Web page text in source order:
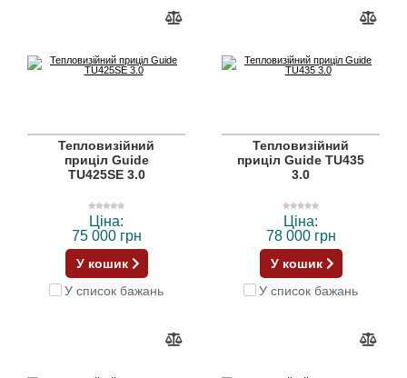
Тепловизійний
приціл Guide
TU425SE 3.0
Ціна:
75 000 грн
У кошик
У список бажань
Тепловизійний
приціл Guide TU435
3.0
Ціна:
78 000 грн
У кошик
У список бажань